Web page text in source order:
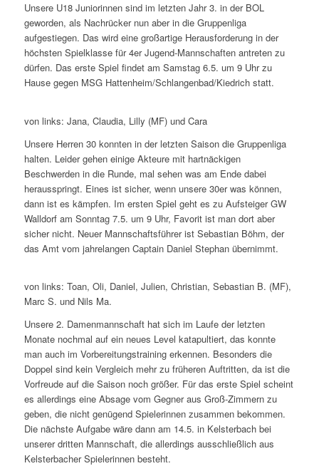
Unsere U18 Juniorinnen sind im letzten Jahr 3. in der BOL
geworden, als Nachrücker nun aber in die Gruppenliga
aufgestiegen. Das wird eine großartige Herausforderung in der
höchsten Spielklasse für 4er Jugend-Mannschaften antreten zu
dürfen. Das erste Spiel findet am Samstag 6.5. um 9 Uhr zu
Hause gegen MSG Hattenheim/Schlangenbad/Kiedrich statt.
von links: Jana, Claudia, Lilly (MF) und Cara
Unsere Herren 30 konnten in der letzten Saison die Gruppenliga
halten. Leider gehen einige Akteure mit hartnäckigen
Beschwerden in die Runde, mal sehen was am Ende dabei
herausspringt. Eines ist sicher, wenn unsere 30er was können,
dann ist es kämpfen. Im ersten Spiel geht es zu Aufsteiger GW
Walldorf am Sonntag 7.5. um 9 Uhr, Favorit ist man dort aber
sicher nicht. Neuer Mannschaftsführer ist Sebastian Böhm, der
das Amt vom jahrelangen Captain Daniel Stephan übernimmt.
von links: Toan, Oli, Daniel, Julien, Christian, Sebastian B. (MF),
Marc S. und Nils Ma.
Unsere 2. Damenmannschaft hat sich im Laufe der letzten
Monate nochmal auf ein neues Level katapultiert, das konnte
man auch im Vorbereitungstraining erkennen. Besonders die
Doppel sind kein Vergleich mehr zu früheren Auftritten, da ist die
Vorfreude auf die Saison noch größer. Für das erste Spiel scheint
es allerdings eine Absage vom Gegner aus Groß-Zimmern zu
geben, die nicht genügend Spielerinnen zusammen bekommen.
Die nächste Aufgabe wäre dann am 14.5. in Kelsterbach bei
unserer dritten Mannschaft, die allerdings ausschließlich aus
Kelsterbacher Spielerinnen besteht.